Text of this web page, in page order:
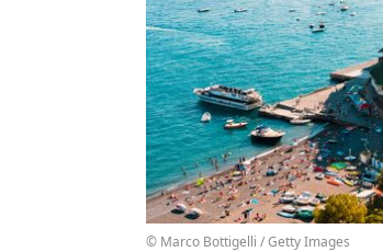
© Marco Bottigelli / Getty Images